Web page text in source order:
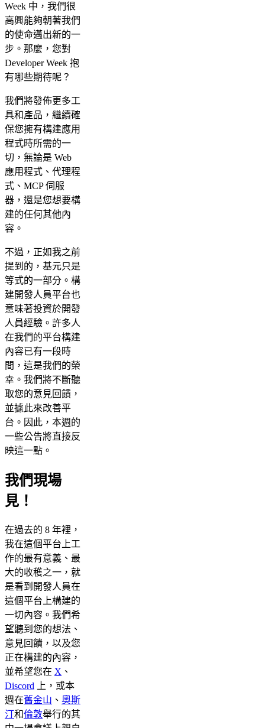
Week 中，我們很
高興能夠朝著我們
的使命邁出新的一
步。那麼，您對
Developer Week 抱
有哪些期待呢？
我們將發佈更多工
具和產品，繼續確
保您擁有構建應用
程式時所需的一
切，無論是 Web
應用程式、代理程
式、MCP 伺服
器，還是您想要構
建的任何其他內
容。
不過，正如我之前
提到的，基元只是
等式的一部分。構
建開發人員平台也
意味著投資於開發
人員經驗。許多人
在我們的平台構建
內容已有一段時
間，這是我們的榮
幸。我們將不斷聽
取您的意見回饋，
並據此來改善平
台。因此，本週的
一些公告將直接反
映這一點。
我們現場
見！
在過去的 8 年裡，
我在這個平台上工
作的最有意義、最
大的收穫之一，就
是看到開發人員在
這個平台上構建的
一切內容。我們希
望聽到您的想法、
意見回饋，以及您
正在構建的內容，
並希望您在 X 、
Discord 上，或本
週在舊金山 、 奧斯
汀和倫敦舉行的其